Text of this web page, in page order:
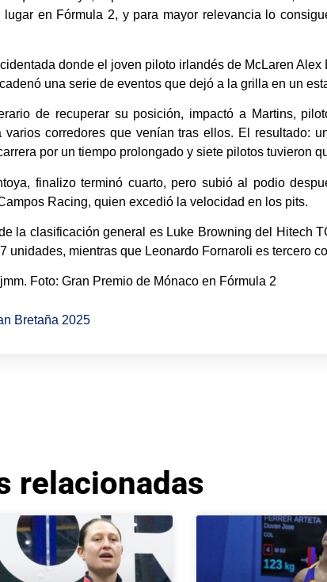
lugar en Fórmula 2, y para mayor relevancia lo
donde el joven piloto irlandés de McLaren
una serie de eventos que dejó a la grilla en un
de recuperar su posición, impactó a Martins,
varios corredores que venían tras ellos. El resultado:
por un tiempo prolongado y siete pilotos tuvieron
finalizo terminó cuarto, pero subió al podio
Racing, quien excedió la velocidad en los pits.
la clasificación general es Luke Browning del Hitech
unidades, mientras que Leonardo Fornaroli es tercero
Foto: Gran Premio de Mónaco en Fórmula 2
Bretaña 2025
relacionadas